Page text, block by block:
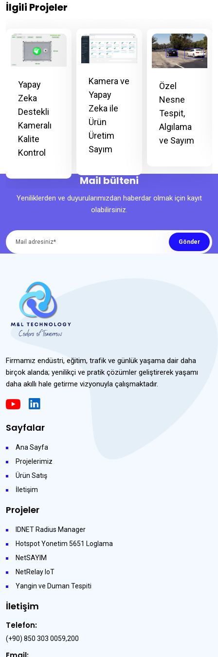
İlgili Projeler
Yapay
Zeka
Destekli
Kameralı
Kalite
Kontrol
Kamera ve
Yapay
Zeka ile
Ürün
Üretim
Sayım
Özel
Nesne
Tespit,
Algılama
ve Sayım
Mail bülteni
Yeniliklerden ve duyurularımızdan haberdar olmak için kayıt
olabilirsiniz.
Gönder
Firmamız endüstri, eğitim, trafik ve günlük yaşama dair daha
birçok alanda; yenilikçi ve pratik çözümler geliştirerek yaşamı
daha akıllı hale getirme vizyonuyla çalışmaktadır.
Sayfalar
Ana Sayfa
Projelerimiz
Ürün Satış
İletişim
Projeler
IDNET Radius Manager
Hotspot Yonetim 5651 Loglama
NetSAYIM
NetRelay IoT
Yangin ve Duman Tespiti
İletişim
Telefon:
(+90) 850 303 0059,200